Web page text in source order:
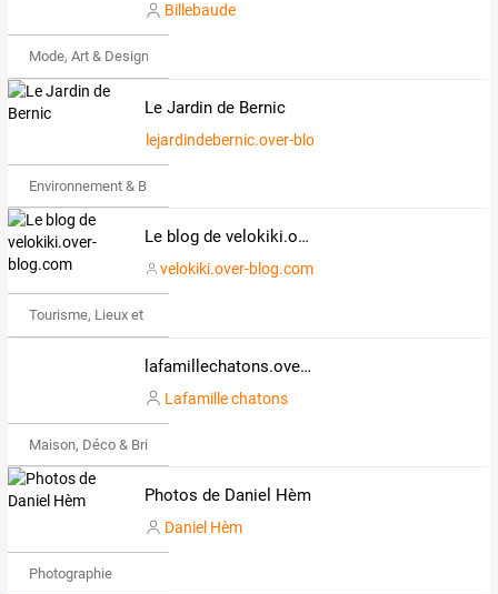
Billebaude
Mode, Art & Design
Le Jardin de Bernic
lejardindebernic.over-blog.com
Environnement & Bio
Le blog de velokiki.over-blog.com
velokiki.over-blog.com
Tourisme, Lieux et Événements
lafamillechatons.over-blog.com
Lafamille chatons
Maison, Déco & Bricolage
Photos de Daniel Hèm
Daniel Hèm
Photographie